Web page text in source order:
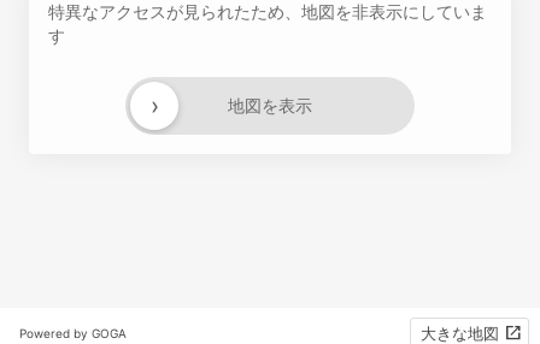
特異なアクセスが見られたため、地図を非表示にしていま
す
地図を表示
›
Powered by GOGA 大きな地図